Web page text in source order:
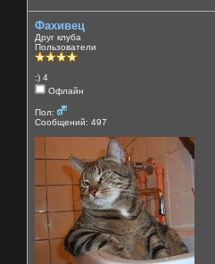
Фахивец
Друг клуба
Пользователи
:) 4
Офлайн
Пол:
Сообщений: 497